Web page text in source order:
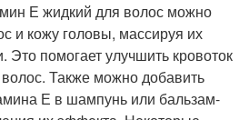
Е жидкий для волос можно
и кожу головы, массируя их
помогает улучшить кровоток
Также можно добавить
Е в шампунь или бальзам-